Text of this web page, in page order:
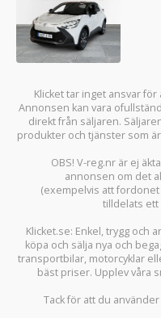
Klicket tar inget ansvar
Annonsen kan vara
direkt från säljaren.
produkter och tjänster som
OBS! V-reg.nr är ej
annonsen om det
(exempelvis att
tilldelats ett
Klicket.se: Enkel, trygg och
köpa och sälja nya och
transportbilar, motorcyklar
bäst priser. Upplev våra
Tack för att du använder